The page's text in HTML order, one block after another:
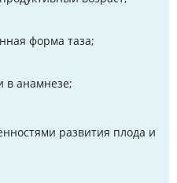
форма таза;
в анамнезе;
развития плода и